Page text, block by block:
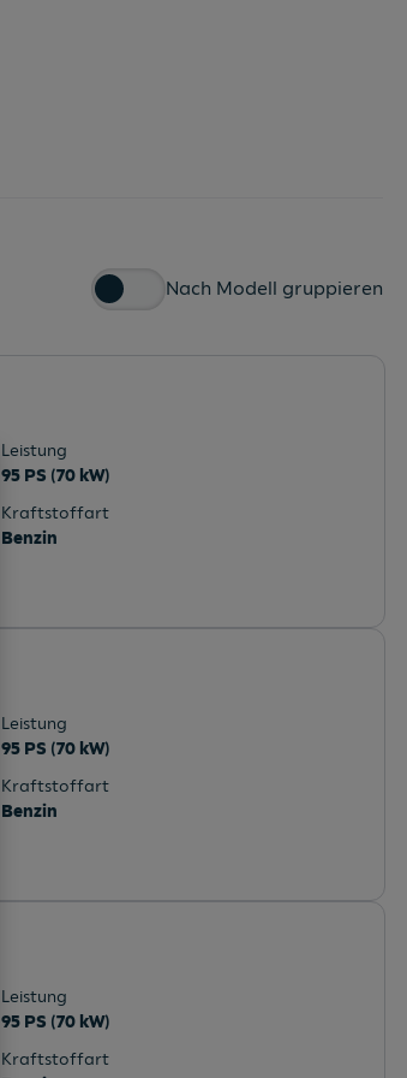
Nach Modell gruppieren
Leistung
95 PS (70 kW)
Kraftstoffart
Benzin
Leistung
95 PS (70 kW)
Kraftstoffart
Benzin
Leistung
95 PS (70 kW)
Kraftstoffart